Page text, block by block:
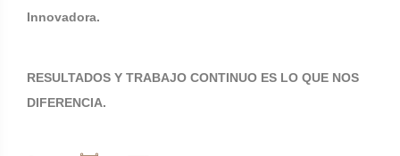
Innovadora.
RESULTADOS Y TRABAJO CONTINUO ES LO QUE NOS
DIFERENCIA.